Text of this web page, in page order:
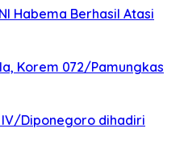
Habema Berhasil Atasi
Korem 072/Pamungkas
Diponegoro dihadiri